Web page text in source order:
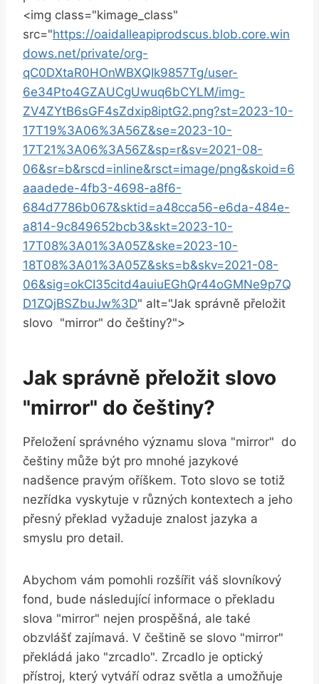
<img class="kimage_class"
‌src="https://oaidalleapiprodscus.blob.core.win
dows.net/private/org-
qC0DXtaR0HOnWBXQIk9857Tg/user-
6e34Pto4GZAUCgUwuq6bCYLM/img-
ZV4ZYtB6sGF4sZdxip8iptG2.png?st=2023-10-
17T19%3A06%3A56Z&se=2023-10-
17T21%3A06%3A56Z&sp=r&sv=2021-08-
06&sr=b&rscd=inline&rsct=image/png&skoid=6
aaadede-4fb3-4698-a8f6-
684d7786b067&sktid=a48cca56-e6da-484e-
a814-9c849652bcb3&skt=2023-10-
17T08%3A01%3A05Z&ske=2023-10-
18T08%3A01%3A05Z&sks=b&skv=2021-08-
06&sig=okCI35citd4auiuEGhQr44oGMNe9p7Q
D1ZQjBSZbuJw%3D" alt="Jak správně přeložit
slovo ​ "mirror" do češtiny?">
Jak správně přeložit slovo
"mirror" do češtiny?
Přeložení⁣ správného významu​ slova "mirror" ‍ do
češtiny může být ​pro ⁢mnohé jazykové
nadšence pravým oříškem. Toto⁤ slovo se‍ totiž​
nezřídka vyskytuje v⁣ různých ‌kontextech a jeho
přesný překlad vyžaduje znalost jazyka‌ a
smyslu ⁤pro detail.‌
Abychom vám ‌pomohli rozšířit váš ‌slovníkový
fond,‌ bude následující informace o překladu
slova "mirror" nejen ‌prospěšná, ale také
obzvlášť⁤ zajímavá. V češtině se slovo‍ "mirror" ⁣
překládá jako "zrcadlo". Zrcadlo je‍ optický
přístroj, který⁤ vytváří odraz‍ světla a umožňuje